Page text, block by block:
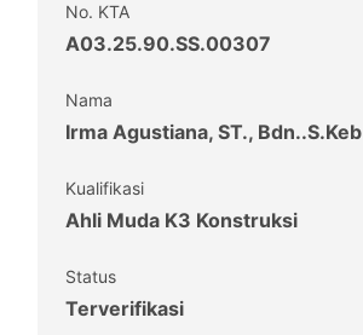
No. KTA
A03.25.90.SS.00307
Nama
Irma Agustiana, ST., Bdn..S.Keb
Kualifikasi
Ahli Muda K3 Konstruksi
Status
Terverifikasi